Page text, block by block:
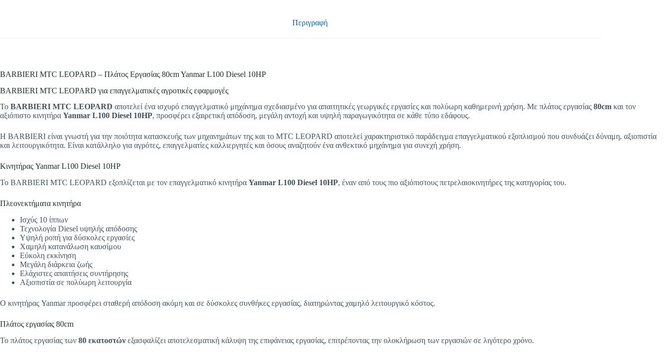
Περιγραφή
BARBIERI MTC LEOPARD – Πλάτος Εργασίας 80cm Yanmar L100 Diesel 10HP
BARBIERI MTC LEOPARD για επαγγελματικές αγροτικές εφαρμογές
Το BARBIERI MTC LEOPARD αποτελεί ένα ισχυρό επαγγελματικό μηχάνημα σχεδιασμένο για απαιτητικές γεωργικές εργασίες και πολύωρη καθημερινή χρήση. Με πλάτος εργασίας 80cm και τον
αξιόπιστο κινητήρα Yanmar L100 Diesel 10HP, προσφέρει εξαιρετική απόδοση, μεγάλη αντοχή και υψηλή παραγωγικότητα σε κάθε τύπο εδάφους.
Η BARBIERI είναι γνωστή για την ποιότητα κατασκευής των μηχανημάτων της και το MTC LEOPARD αποτελεί χαρακτηριστικό παράδειγμα επαγγελματικού εξοπλισμού που συνδυάζει δύναμη, αξιοπιστία
και λειτουργικότητα. Είναι κατάλληλο για αγρότες, επαγγελματίες καλλιεργητές και όσους αναζητούν ένα ανθεκτικό μηχάνημα για συνεχή χρήση.
Κινητήρας Yanmar L100 Diesel 10HP
Το BARBIERI MTC LEOPARD εξοπλίζεται με τον επαγγελματικό κινητήρα Yanmar L100 Diesel 10HP, έναν από τους πιο αξιόπιστους πετρελαιοκινητήρες της κατηγορίας του.
Πλεονεκτήματα κινητήρα
Ισχύς 10 ίππων
Τεχνολογία Diesel υψηλής απόδοσης
Υψηλή ροπή για δύσκολες εργασίες
Χαμηλή κατανάλωση καυσίμου
Εύκολη εκκίνηση
Μεγάλη διάρκεια ζωής
Ελάχιστες απαιτήσεις συντήρησης
Αξιοπιστία σε πολύωρη λειτουργία
Ο κινητήρας Yanmar προσφέρει σταθερή απόδοση ακόμη και σε δύσκολες συνθήκες εργασίας, διατηρώντας χαμηλό λειτουργικό κόστος.
Πλάτος εργασίας 80cm
Το πλάτος εργασίας των 80 εκατοστών εξασφαλίζει αποτελεσματική κάλυψη της επιφάνειας εργασίας, επιτρέποντας την ολοκλήρωση των εργασιών σε λιγότερο χρόνο.